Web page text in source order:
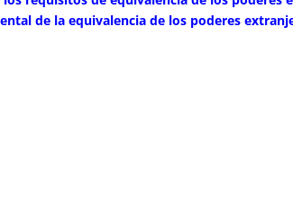
de la equivalencia de los poderes